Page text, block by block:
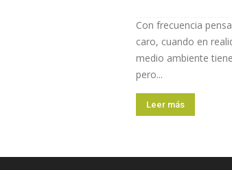
Con frecuencia
caro, cuando en
medio ambiente
pero...
Leer más